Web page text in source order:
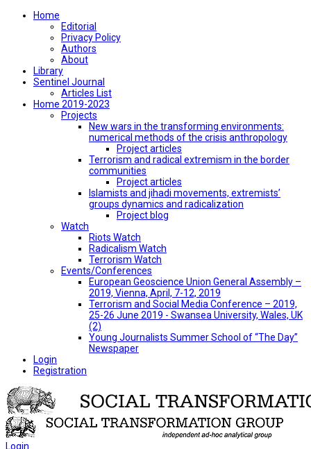
Home
Editorial
Privacy Policy
Authors
About
Library
Sentinel Journal
Articles List
Home 2019-2023
Projects
New wars in the transforming environments:
numerical methods of the crisis anthropology
Project articles
Terrorism and radical extremism in the border
communities
Project articles
Islamists and jihadi movements, extremists’
groups dynamics and radicalization
Project blog
Watch
Riots Watch
Radicalism Watch
Terrorism Watch
Events/Conferences
European Geoscience Union General Assembly –
2019, Vienna, April, 7-12, 2019
Terrorism and Social Media Conference – 2019,
25-26 June 2019 - Swansea University, Wales, UK
(2)
Young Journalists Summer School of “The Day”
Newspaper
Login
Registration
Login